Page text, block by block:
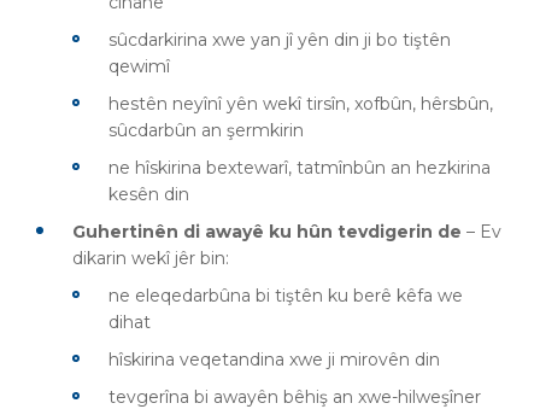
sûcdarkirina xwe yan jî yên din ji bo tiştên
qewimî
hestên neyînî yên wekî tirsîn, xofbûn, hêrsbûn,
sûcdarbûn an şermkirin
ne hîskirina bextewarî, tatmînbûn an hezkirina
kesên din
Guhertinên di awayê ku hûn tevdigerin de – Ev
dikarin wekî jêr bin:
ne eleqedarbûna bi tiştên ku berê kêfa we
dihat
hîskirina veqetandina xwe ji mirovên din
tevgerîna bi awayên bêhiş an xwe-hilweşîner